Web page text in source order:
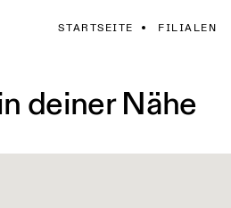
STARTSEITE FILIALEN
deiner Nähe